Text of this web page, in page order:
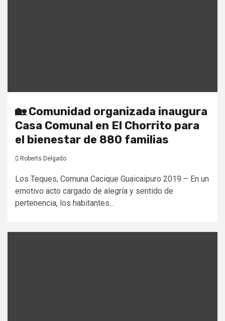
🏡 Comunidad organizada inaugura
Casa Comunal en El Chorrito para
el bienestar de 880 familias
Roberts Delgado
Los Teques, Comuna Cacique Guaicaipuro 2019 – En un
emotivo acto cargado de alegría y sentido de
pertenencia, los habitantes...